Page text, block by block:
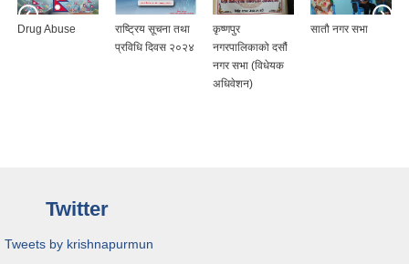
Drug Abuse
राष्ट्रिय सूचना तथा
प्रविधि दिवस २०२४
कृष्णपुर
नगरपालिकाको दसौं
नगर सभा (विधेयक
अधिवेशन)
सातौ नगर सभा
Twitter
Tweets by krishnapurmun